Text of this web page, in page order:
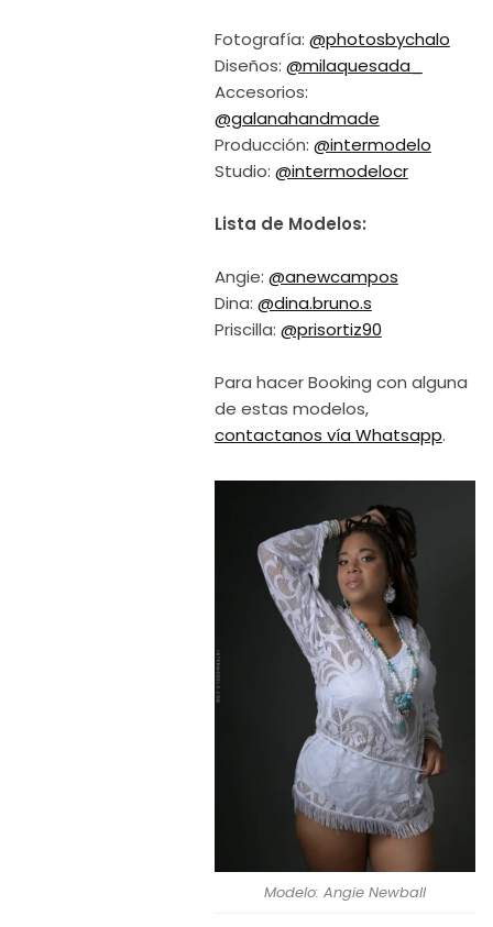
Fotografía: @photosbychalo
Diseños: @milaquesada_
Accesorios:
@galanahandmade
Producción: @intermodelo
Studio: @intermodelocr
Lista de Modelos:
Angie: @anewcampos
Dina: @dina.bruno.s
Priscilla: @prisortiz90
Para hacer Booking con alguna
de estas modelos,
contactanos vía Whatsapp.
Modelo: Angie Newball